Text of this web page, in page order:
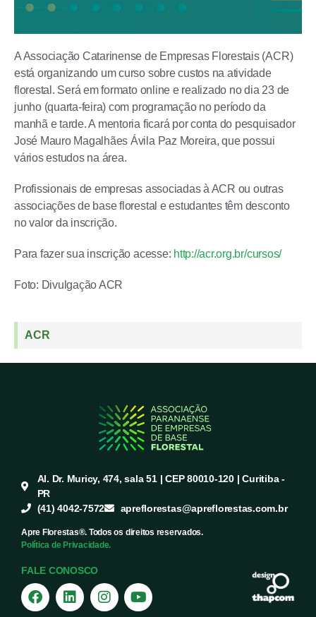
A Associação Catarinense de Empresas Florestais (ACR)
está organizando um curso sobre custos na atividade
florestal. Será em formato online e realizado no dia 23 de
junho (quarta-feira) com programação no período da
manhã e tarde. A mentoria ficará por conta do pesquisador
José Mauro Magalhães Ávila Paz Moreira, que possui
vários estudos na área.
Profissionais de empresas associadas à ACR ou outras
associações de base florestal e estudantes têm desconto
no valor da inscrição.
Para fazer sua inscrição acesse: http://acr.org.br/cursos/
Foto: Divulgação ACR
ACR
Al. Dr. Muricy, 474, sala 51 | CEP 80010-120 | Curitiba -
PR
(41) 4042-7572
apreflorestas@apreflorestas.com.br
Apre Florestas®. Todos os direitos reservados.
Política de Privacidade.
FALE CONOSCO